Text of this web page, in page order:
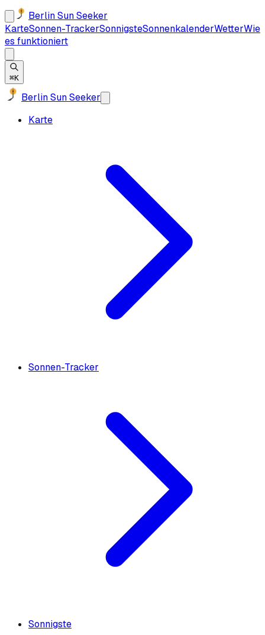
Berlin Sun Seeker
KarteSonnen-TrackerSonnigsteSonnenkalenderWetterWie
es funktioniert
⌘K
Berlin Sun Seeker
Karte
Sonnen-Tracker
Sonnigste